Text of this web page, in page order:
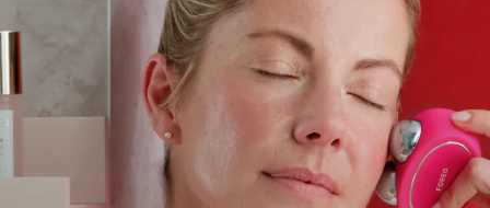
Мои приборы
Мои заказы
Мои адреса
Мои подписки
FAQ™ Pure Beauty-Tech Elixir
issa™ Teeth Whitening Set
Deutsch
Español
Italiano
Português
Svenska
Русский
简体中文 繁體中文